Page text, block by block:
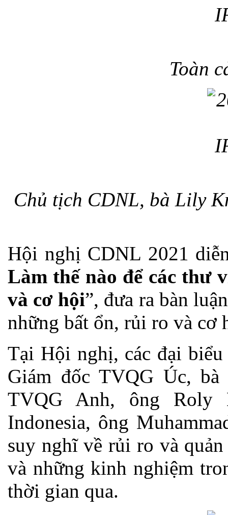
Toàn
Chủ tịch CDNL, bà Lily
Hội nghị CDNL 2021
Làm thế nào để các thư
và cơ hội”, đưa ra bàn
những bất ổn, rủi ro và cơ
Tại Hội nghị, các đại
Giám đốc TVQG Úc, bà
TVQG Anh, ông Roly
Indonesia, ông
suy nghĩ về rủi ro và
và những kinh nghiệm
thời gian qua.